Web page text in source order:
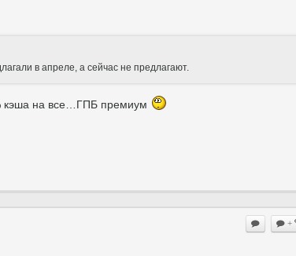
в апреле, а сейчас не предлагают.
кэша на все…ГПБ премиум
+